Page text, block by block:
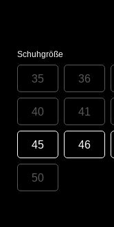
Schuhgröße
35 36
40 41
45 46
50